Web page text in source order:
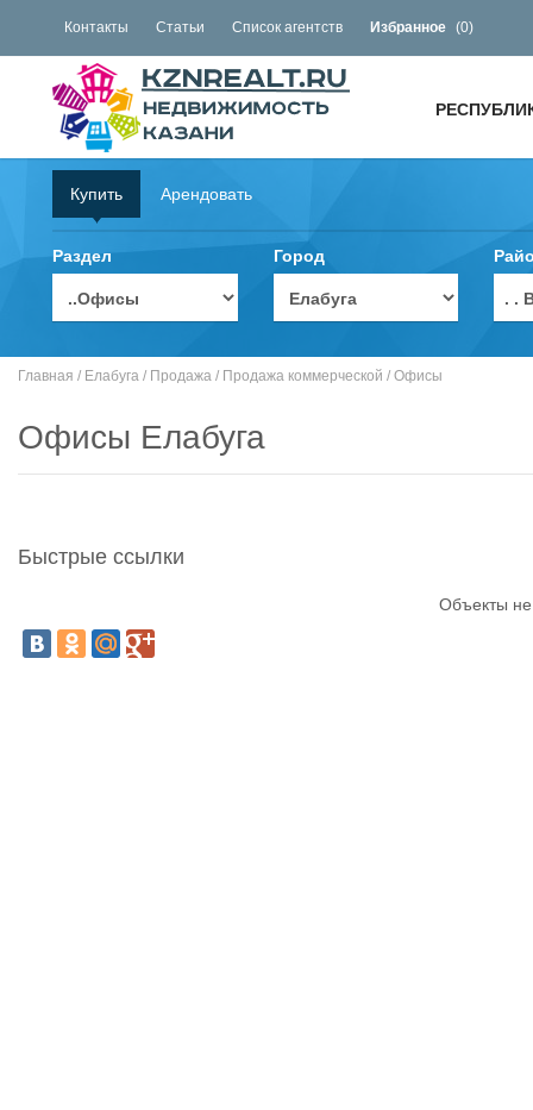
Контакты Статьи Список агентств Избранное (0)
Купить Арендовать
Раздел Город
. .
Главная / Елабуга / Продажа / Продажа коммерческой / Офисы
Офисы Елабуга
Быстрые ссылки
Объекты